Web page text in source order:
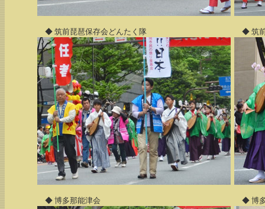
◆ 筑前琵琶保存会どんたく隊 ◆ 筑前
◆ 博多那能津会 ◆ 博多